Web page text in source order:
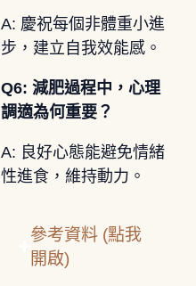
A: 慶祝每個非體重小進
步，建立自我效能感。
Q6: 減肥過程中，心理
調適為何重要？
A: 良好心態能避免情緒
性進食，維持動力。
參考資料 (點我
開啟)